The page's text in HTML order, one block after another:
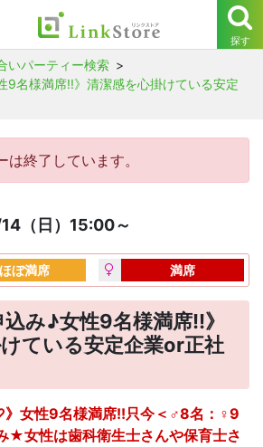
いパーティー検索
9名様満席!!》清潔感を心掛けている安定
は終了しています。
（日）15:00～
ほぼ満席 満席
込み♪女性9名様満席!!》
ている安定企業or正社
》女性9名様満席!!只今＜♂8名：♀9
★女性は歯科衛生士さんや保育士さ